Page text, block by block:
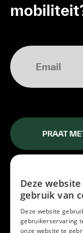
PRAAT
START JE
Deze
gebruik van
Deze website
gebruikerservaring
onze website te